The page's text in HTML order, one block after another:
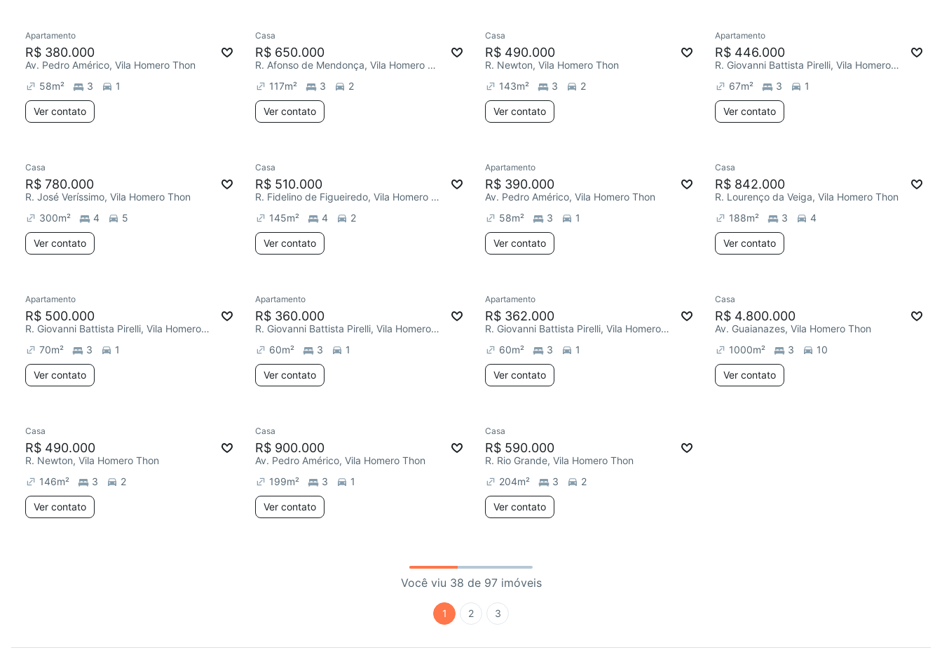
Apartamento
R$ 380.000
Av. Pedro Américo, Vila Homero Thon
58m² 3 1
Ver contato
Casa
R$ 650.000
R. Afonso de Mendonça, Vila Homero Thon
117m² 3 2
Ver contato
Casa
R$ 490.000
R. Newton, Vila Homero Thon
143m² 3 2
Ver contato
Apartamento
R$ 446.000
R. Giovanni Battista Pirelli, Vila Homero Thon
67m² 3 1
Ver contato
Casa
R$ 780.000
R. José Veríssimo, Vila Homero Thon
300m² 4 5
Ver contato
Casa
R$ 510.000
R. Fidelino de Figueiredo, Vila Homero Thon
145m² 4 2
Ver contato
Apartamento
R$ 390.000
Av. Pedro Américo, Vila Homero Thon
58m² 3 1
Ver contato
Casa
R$ 842.000
R. Lourenço da Veiga, Vila Homero Thon
188m² 3 4
Ver contato
Apartamento
R$ 500.000
R. Giovanni Battista Pirelli, Vila Homero Thon
70m² 3 1
Ver contato
Apartamento
R$ 360.000
R. Giovanni Battista Pirelli, Vila Homero Thon
60m² 3 1
Ver contato
Apartamento
R$ 362.000
R. Giovanni Battista Pirelli, Vila Homero Thon
60m² 3 1
Ver contato
Casa
R$ 4.800.000
Av. Guaianazes, Vila Homero Thon
1000m² 3 10
Ver contato
Casa
R$ 490.000
R. Newton, Vila Homero Thon
146m² 3 2
Ver contato
Casa
R$ 900.000
Av. Pedro Américo, Vila Homero Thon
199m² 3 1
Ver contato
Casa
R$ 590.000
R. Rio Grande, Vila Homero Thon
204m² 3 2
Ver contato
Você viu 38 de 97 imóveis
1 2 3